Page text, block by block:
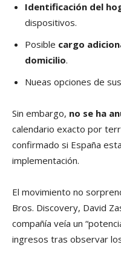
Identificación del
dispositivos.
Posible cargo
domicilio.
Nueas opciones de
Sin embargo, no se ha
calendario exacto por
confirmado si España
implementación.
El movimiento no
Bros. Discovery, David
compañía veía un
ingresos tras observar